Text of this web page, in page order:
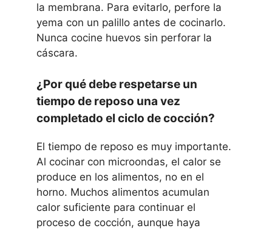
la membrana. Para evitarlo, perfore la
yema con un palillo antes de cocinarlo.
Nunca cocine huevos sin perforar la
cáscara.
¿Por qué debe respetarse un
tiempo de reposo una vez
completado el ciclo de cocción?
El tiempo de reposo es muy importante.
Al cocinar con microondas, el calor se
produce en los alimentos, no en el
horno. Muchos alimentos acumulan
calor suficiente para continuar el
proceso de cocción, aunque haya